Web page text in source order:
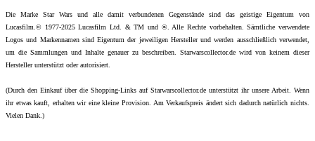
Die Marke Star Wars und alle damit verbundenen Gegenstände sind das geistige Eigentum von
Lucasfilm.© 1977-2025 Lucasfilm Ltd. & TM und ®. Alle Rechte vorbehalten. Sämtliche verwendete
Logos und Markennamen sind Eigentum der jeweiligen Hersteller und werden ausschließlich verwendet,
um die Sammlungen und Inhalte genauer zu beschreiben. Starwarscollector.de wird von keinem dieser
Hersteller unterstützt oder autorisiert.
(Durch den Einkauf über die Shopping-Links auf Starwarscollector.de unterstützt ihr unsere Arbeit. Wenn
ihr etwas kauft, erhalten wir eine kleine Provision. Am Verkaufspreis ändert sich dadurch natürlich nichts.
Vielen Dank.)